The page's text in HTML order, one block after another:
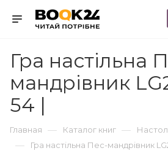
Гра настільна
мандрівник
54 |
Главная — Каталог книг —
— Гра настільна Пес-мандрівник